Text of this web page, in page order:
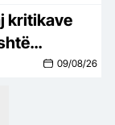
kritikave
09/08/26